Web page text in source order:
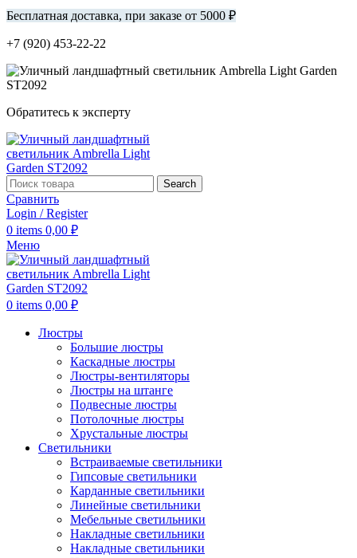
Бесплатная доставка, при заказе от 5000 ₽
+7 (920) 453-22-22
Обратитесь к эксперту
Search
Сравнить
Login / Register
0 items 0,00 ₽
Меню
0 items 0,00 ₽
Люстры
Большие люстры
Каскадные люстры
Люстры-вентиляторы
Люстры на штанге
Подвесные люстры
Потолочные люстры
Хрустальные люстры
Светильники
Встраиваемые светильники
Гипсовые светильники
Карданные светильники
Линейные светильники
Мебельные светильники
Накладные светильники
Накладные светильники